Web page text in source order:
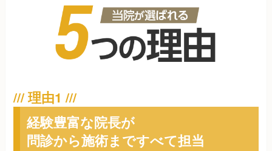
経験豊富な院長が
問診から施術まですべて担当